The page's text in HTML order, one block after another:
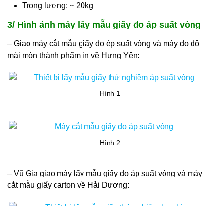
Trọng lượng: ~ 20kg
3/ Hình ảnh máy lấy mẫu giấy đo áp suất vòng
– Giao máy cắt mẫu giấy đo ép suất vòng và máy đo độ
mài mòn thành phẩm in về Hưng Yên:
Hình 1
Hình 2
– Vũ Gia giao máy lấy mẫu giấy đo áp suất vòng và máy
cắt mẫu giấy carton về Hải Dương: